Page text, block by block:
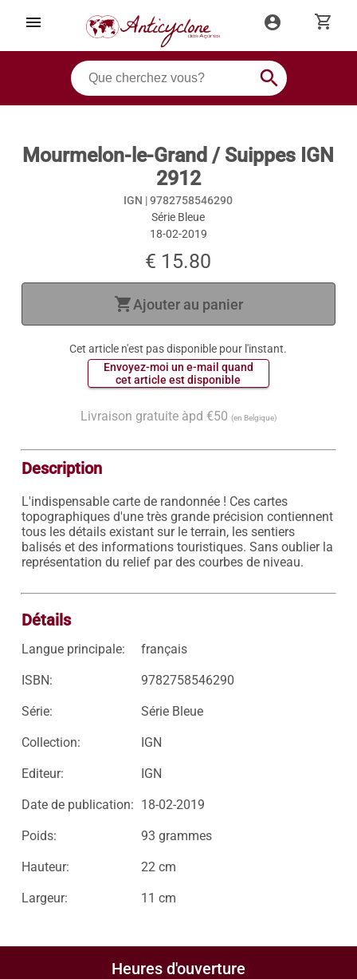
menu account_circle shopping_cart
search
Mourmelon-le-Grand / Suippes IGN
2912
IGN |9782758546290
Série Bleue
18-02-2019
€ 15.80
shopping_cartAjouter au panier
Cet article n'est pas disponible pour l'instant.
Envoyez-moi un e-mail quand
Livraison gratuite àpd €50 (en Belgique)
Description
L'indispensable carte de randonnée ! Ces cartes
topographiques d'une très grande précision contiennent
tous les détails existant sur le terrain, les sentiers
balisés et des informations touristiques. Sans oublier la
représentation du relief par des courbes de niveau.
Détails
Langue principale: français
ISBN: 9782758546290
Série: Série Bleue
Collection: IGN
Editeur: IGN
Date de publication: 18-02-2019
Poids: 93 grammes
Hauteur: 22 cm
Largeur: 11 cm
Heures d'ouverture